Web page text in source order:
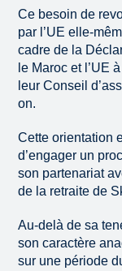
Ce besoin de
par l’UE elle-
cadre de la
le Maroc et l’UE
leur Conseil
on.
Cette orientation
d’engager un
son partenariat
de la retraite de
Au-delà de sa
son caractère
sur une période